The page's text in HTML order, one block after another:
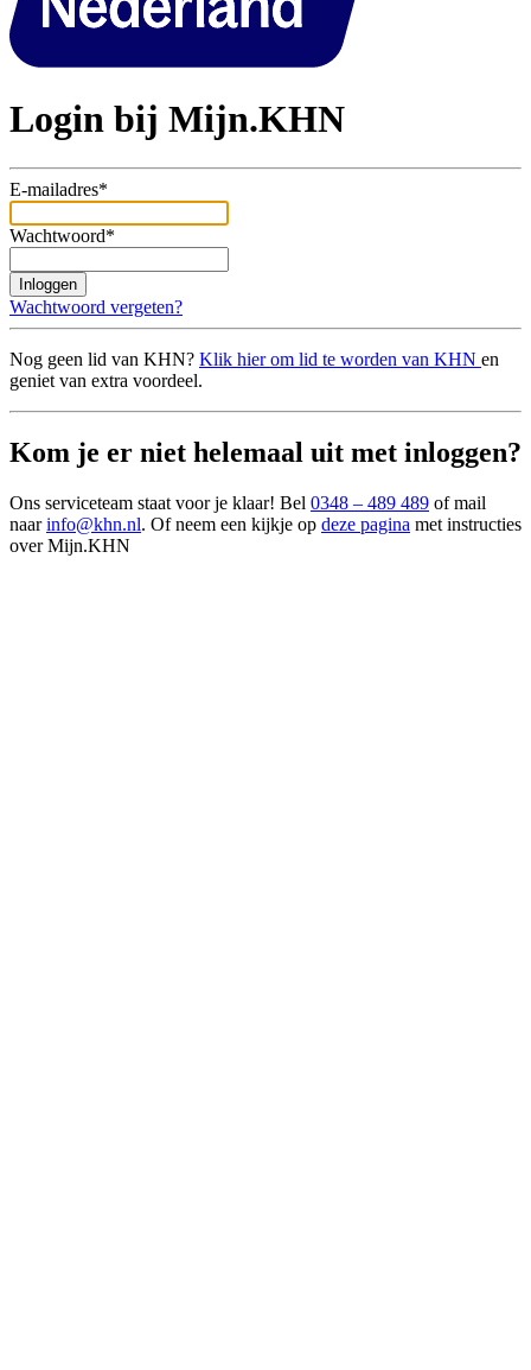
Login bij Mijn.KHN
E-mailadres*
Wachtwoord*
Inloggen
Wachtwoord vergeten?
Nog geen lid van KHN? Klik hier om lid te worden van KHN en
geniet van extra voordeel.
Kom je er niet helemaal uit met inloggen?
Ons serviceteam staat voor je klaar! Bel 0348 – 489 489 of mail
naarinfo@khn.nl. Of neem een kijkje op deze pagina met instructies
over Mijn.KHN